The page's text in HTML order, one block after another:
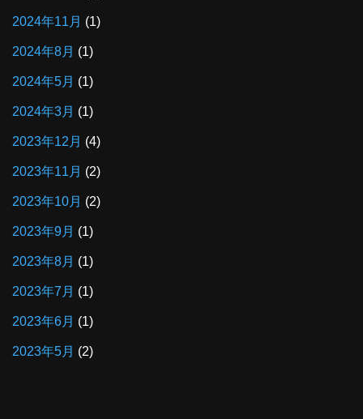
2024年11月 (1)
2024年8月 (1)
2024年5月 (1)
2024年3月 (1)
2023年12月 (4)
2023年11月 (2)
2023年10月 (2)
2023年9月 (1)
2023年8月 (1)
2023年7月 (1)
2023年6月 (1)
2023年5月 (2)